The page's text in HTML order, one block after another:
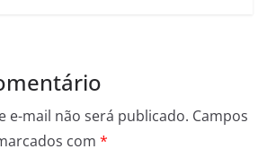
e-mail não será publicado. Campos
com *